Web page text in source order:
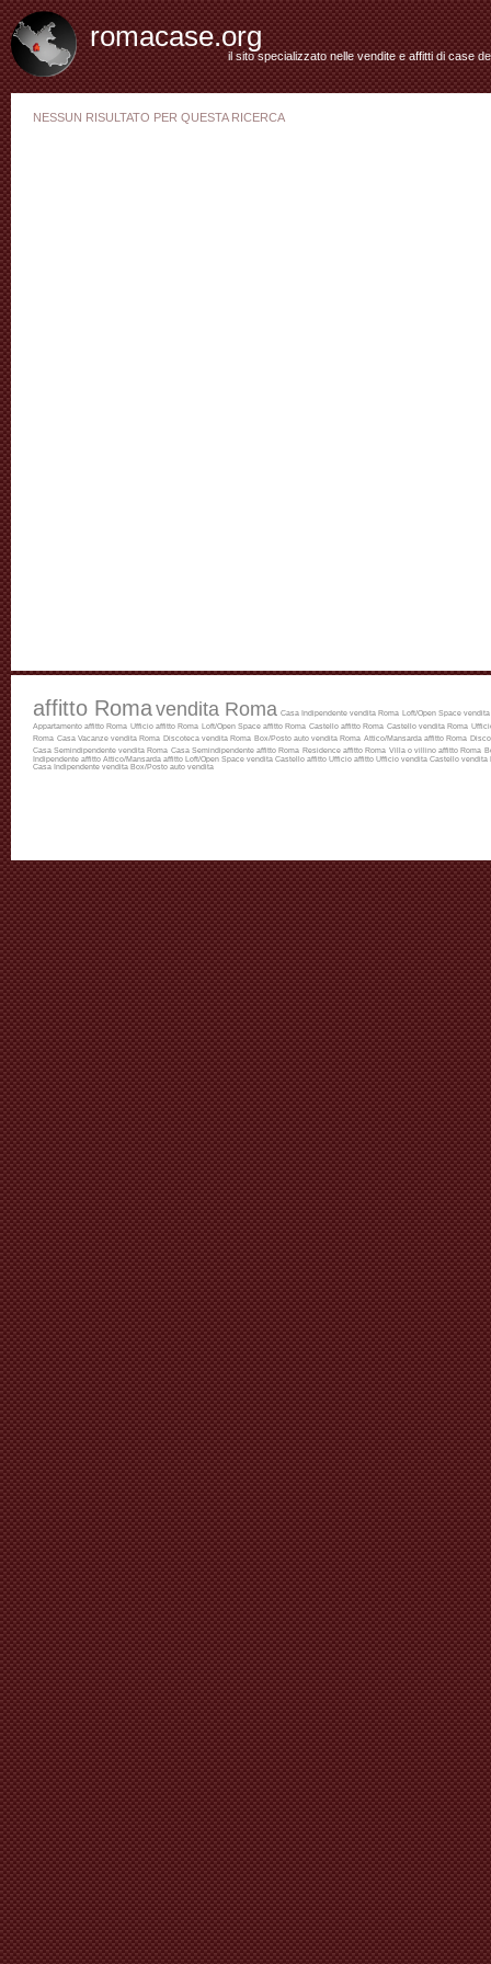
romacase.org
il sito specializzato nelle vendite e affitti di case
NESSUN RISULTATO PER QUESTA RICERCA
affitto Romavendita Roma Casa Indipendente vendita Roma
Loft/Open Space
Appartamento affitto Roma
Ufficio affitto Roma Loft/Open Space affitto Roma Castello affitto Roma Castello vendita Roma
Roma Casa Vacanze vendita Roma Discoteca vendita Roma Box/Posto auto vendita Roma Attico/Mansarda affitto Roma
Casa Semindipendente vendita Roma Casa Semindipendente affitto Roma Residence affitto Roma Villa o villino affitto Roma
Indipendente affitto Attico/Mansarda affitto Loft/Open Space vendita Castello affitto Ufficio affitto Ufficio vendita Castello vendita
Casa Indipendente vendita Box/Posto auto vendita